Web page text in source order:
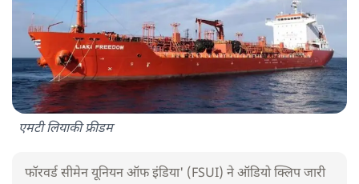
एमटी लियाकी फ्रीडम
फॉरवर्ड सीमेन यूनियन ऑफ इंडिया' (FSUI) ने ऑडियो क्लिप जारी